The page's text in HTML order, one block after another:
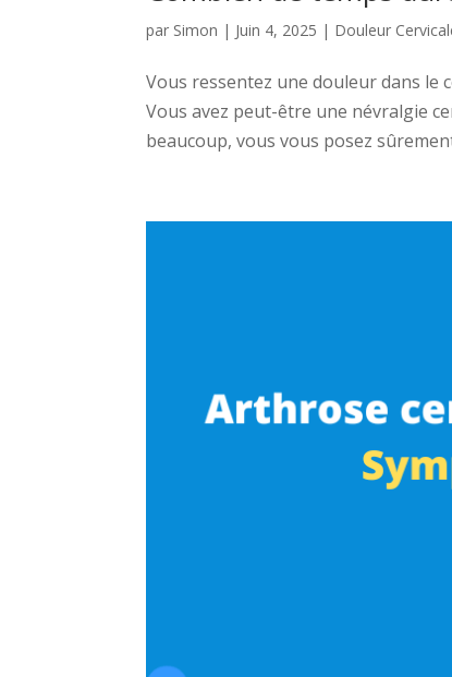
par Simon | Juin 4, 2025 | Douleur
Vous ressentez une douleur dans le
Vous avez peut-être une névralgie
beaucoup, vous vous posez